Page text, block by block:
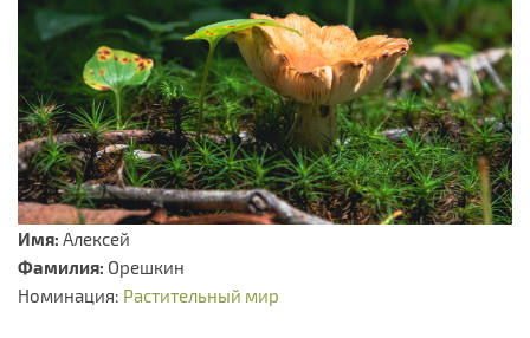
Имя: Алексей
Фамилия: Орешкин
Номинация: Растительный мир